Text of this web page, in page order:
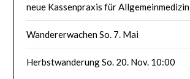
neue Kassenpraxis für Allgemeinmedizin
Wandererwachen So. 7. Mai
Herbstwanderung So. 20. Nov. 10:00